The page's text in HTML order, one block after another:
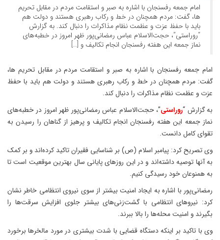
امام جمعه رفسنجان با اشاره به صبر و استقامت مردم در مقابل تحریم
ها، گفت: مردم همچنان در خط و رکاب رهبری هستند و دولت هم
باید با حفظ عزت و عظمت نظام مذاکرات را دنبال کند. به گزارش
“روراستی”، حجت‌الاسلام عباس رمضانی‌پور ظهر امروز در خطبه‌های
نماز جمعه این هفته رفسنجان انجام تکالیف و […]
امام جمعه رفسنجان با اشاره به صبر و استقامت مردم در مقابل تحریم ها،
گفت: مردم همچنان در خط و رکاب رهبری هستند و دولت هم باید با حفظ
عزت و عظمت نظام مذاکرات را دنبال کند.
به گزارش “روراستی”، حجت‌الاسلام عباس رمضانی‌پور ظهر امروز در خطبه‌های
نماز جمعه این هفته رفسنجان انجام تکالیف و پرهیز از گناهان را رسیدن به
تقوای کامل دانست.
وی تصریح کرد: پیامبر اسلام (ص) بر شناسایی فقیران تاکید کرده‌اند و بر کمک
به آنها توصیه داشته‌اند و در این روزهای پایانی سال بهترین موقعیت است تا
به همنوعان خود رسیدگی کنیم.
رمضانی‌پور با اشاره به ایجاد امنیت بیشتر از سوی نیروی انتظامی خاطر ‌نشان
کرد: نیروهای انتظامی با گشت‌زنی‌های بیشتر جلوی افزایش سرقت‌ها را
بگیرند و امنیت محله‌ها را بالا ببرند.
وی با تاکید بر اینکه دستگاه قضایی با شدت بیشتری در مورد مالخر‌ها برخورد